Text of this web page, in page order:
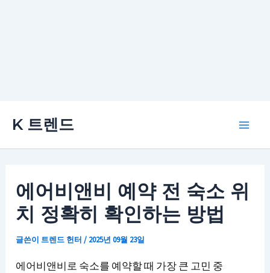
K 트렌드
에어비앤비 예약 전 숙소 위
치 정확히 확인하는 방법
글쓴이 트렌드 헌터/ 2025년 09월 23일
에어비앤비로 숙소를 예약할 때 가장 큰 고민 중